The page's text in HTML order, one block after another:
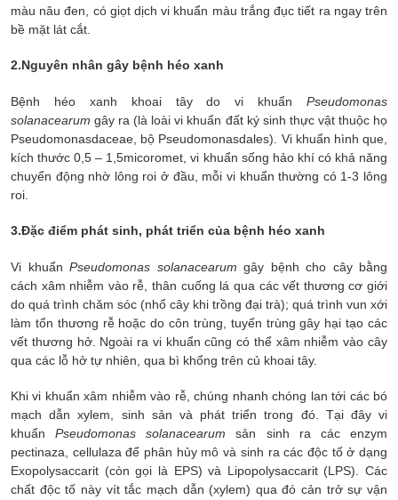
màu nâu đen, có giọt dịch vi khuẩn màu trắng đục tiết ra ngay trên
bề mặt lát cắt.
2.Nguyên nhân gây bệnh héo xanh
Bệnh héo xanh khoai tây do vi khuẩn Pseudomonas
solanacearum gây ra (là loài vi khuẩn đất ký sinh thực vật thuộc họ
Pseudomonasdaceae, bộ Pseudomonasdales). Vi khuẩn hình que,
kích thước 0,5 – 1,5micoromet, vi khuẩn sống hảo khí có khả năng
chuyển động nhờ lông roi ở đầu, mỗi vi khuẩn thường có 1-3 lông
roi.
3.Đặc điểm phát sinh, phát triển của bệnh héo xanh
Vi khuẩn Pseudomonas solanacearum gây bệnh cho cây bằng
cách xâm nhiễm vào rễ, thân cuống lá qua các vết thương cơ giới
do quá trình chăm sóc (nhổ cây khi trồng đại trà); quá trình vun xới
làm tổn thương rễ hoặc do côn trùng, tuyến trùng gây hại tạo các
vết thương hở. Ngoài ra vi khuẩn cũng có thể xâm nhiễm vào cây
qua các lỗ hở tự nhiên, qua bì khổng trên củ khoai tây.
Khi vi khuẩn xâm nhiễm vào rễ, chúng nhanh chóng lan tới các bó
mạch dẫn xylem, sinh sản và phát triển trong đó. Tại đây vi
khuẩnPseudomonas solanacearum sản sinh ra các enzym
pectinaza, cellulaza để phân hủy mô và sinh ra các độc tố ở dạng
Exopolysaccarit (còn gọi là EPS) và Lipopolysaccarit (LPS). Các
chất độc tố này vít tắc mạch dẫn (xylem) qua đó cản trở sự vận